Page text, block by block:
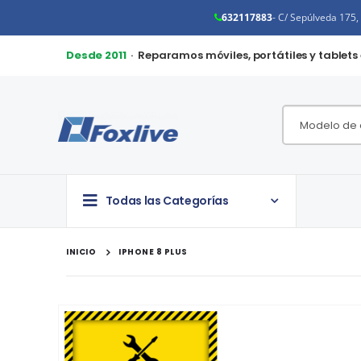
632117883- C/ Sepúlveda
Desde 2011· Reparamos móviles, portátiles y tablets
Todas las Categorías
INICIO IPHONE 8 PLUS
Saltar
al
final